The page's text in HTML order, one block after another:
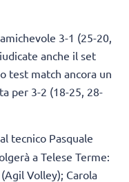
3-1 (25-20,
anche il set
test match ancora un
per 3-2 (18-25, 28-
tecnico Pasquale
a Telese Terme:
Volley); Carola